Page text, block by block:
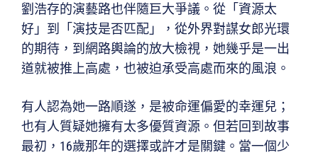
劉浩存的演藝路也伴隨巨大爭議。從「資源太
好」到「演技是否匹配」，從外界對謀女郎光環
的期待，到網路輿論的放大檢視，她幾乎是一出
道就被推上高處，也被迫承受高處而來的風浪。
有人認為她一路順遂，是被命運偏愛的幸運兒；
也有人質疑她擁有太多優質資源。但若回到故事
最初，16歲那年的選擇或許才是關鍵。當一個少